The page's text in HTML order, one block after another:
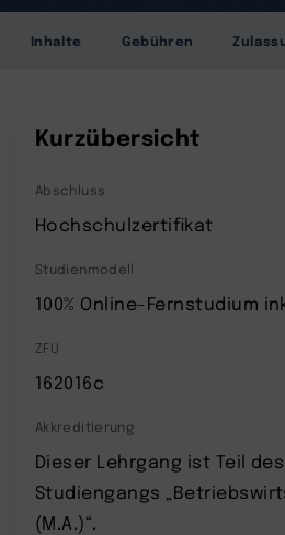
Inhalte Gebühren
Kurzübersicht
Abschluss
Hochschulzertifikat
Studienmodell
100% Online-Fernstudium
ZFU
162016c
Akkreditierung
Dieser Lehrgang ist Teil des
Studiengangs
(M.A.)“.